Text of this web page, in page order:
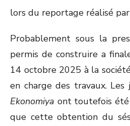
lors du reportage réalisé
Probablement sous la
permis de construire a
14 octobre 2025 à la
en charge des travaux. Les
Ekonomiya ont toutefois
que cette obtention du